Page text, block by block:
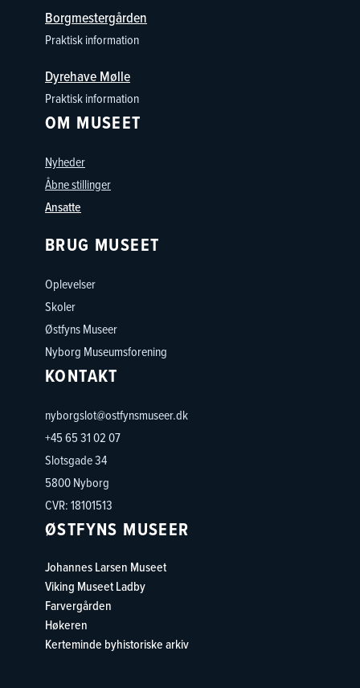
Borgmestergården
Praktisk information
Dyrehave Mølle
Praktisk information
OM MUSEET
Nyheder
Åbne stillinger
Ansatte
BRUG MUSEET
Oplevelser
Skoler
Østfyns Museer
Nyborg Museumsforening
KONTAKT
nyborgslot@ostfynsmuseer.dk
+45 65 31 02 07
Slotsgade 34
5800 Nyborg
CVR: 18101513
ØSTFYNS MUSEER
Johannes Larsen Museet
Viking Museet Ladby
Farvergården
Høkeren
Kerteminde byhistoriske arkiv